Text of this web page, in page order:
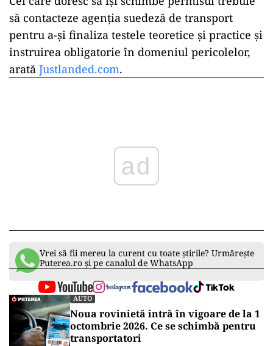
să contacteze agenția suedeză de transport
pentru a-și finaliza testele teoretice și practice și
instruirea obligatorie în domeniul pericolelor,
arată Justlanded.com.
ad
Vrei să fii mereu la curent cu toate știrile? Urmărește
Puterea.ro și pe canalul de WhatsApp
AUTO
Noua rovinietă intră în vigoare de la 1
octombrie 2026. Ce se schimbă pentru
transportatori